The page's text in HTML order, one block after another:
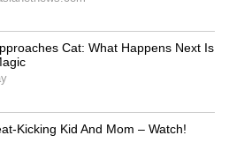
దర్శకత్వంలో తెరకెక్కిన